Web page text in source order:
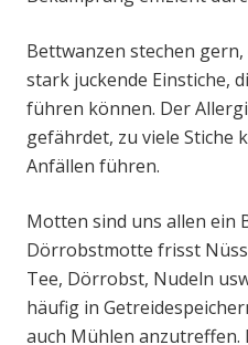
Bettwanzen stechen
stark juckende Einstiche,
führen können. Der
gefährdet, zu viele Stiche
Anfällen führen.
Motten sind uns allen ein
Dörrobstmotte frisst
Tee, Dörrobst, Nudeln
häufig in
auch Mühlen anzutreffen.